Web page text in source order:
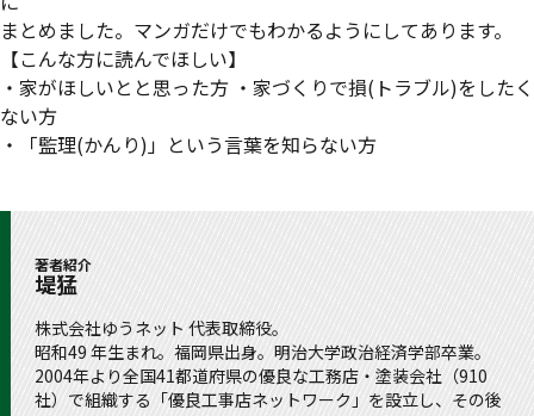
まとめました。マンガだけでもわかるようにしてあります。
【こんな方に読んでほしい】
・家がほしいとと思った方 ・家づくりで損(トラブル)をしたく
ない方
・「監理(かんり)」という言葉を知らない方
著者紹介
堤猛
株式会社ゆうネット 代表取締役。
昭和49 年生まれ。福岡県出身。明治大学政治経済学部卒業。
2004年より全国41都道府県の優良な工務店・塗装会社（910
社）で組織する「優良工事店ネットワーク」を設立し、その後